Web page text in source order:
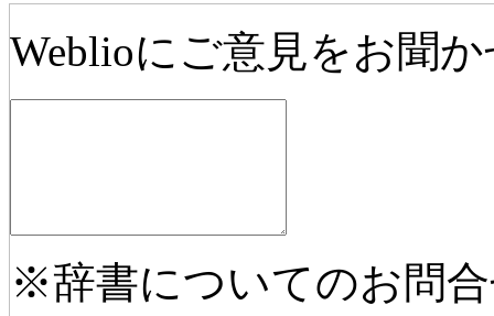
Weblioにご意見をお聞
※辞書についてのお問